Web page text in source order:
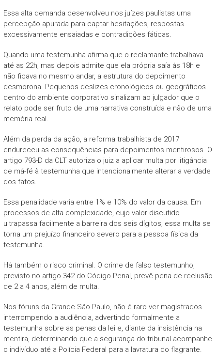
Essa alta demanda desenvolveu nos juízes paulistas uma
percepção apurada para captar hesitações, respostas
excessivamente ensaiadas e contradições fáticas.
Quando uma testemunha afirma que o reclamante trabalhava
até as 22h, mas depois admite que ela própria saía às 18h e
não ficava no mesmo andar, a estrutura do depoimento
desmorona. Pequenos deslizes cronológicos ou geográficos
dentro do ambiente corporativo sinalizam ao julgador que o
relato pode ser fruto de uma narrativa construída e não de uma
memória real.
Além da perda da ação, a reforma trabalhista de 2017
endureceu as consequências para depoimentos mentirosos. O
artigo 793-D da CLT autoriza o juiz a aplicar multa por litigância
de má-fé à testemunha que intencionalmente alterar a verdade
dos fatos.
Essa penalidade varia entre 1% e 10% do valor da causa. Em
processos de alta complexidade, cujo valor discutido
ultrapassa facilmente a barreira dos seis dígitos, essa multa se
torna um prejuízo financeiro severo para a pessoa física da
testemunha.
Há também o risco criminal. O crime de falso testemunho,
previsto no artigo 342 do Código Penal, prevê pena de reclusão
de 2 a 4 anos, além de multa.
Nos fóruns da Grande São Paulo, não é raro ver magistrados
interrompendo a audiência, advertindo formalmente a
testemunha sobre as penas da lei e, diante da insistência na
mentira, determinando que a segurança do tribunal acompanhe
o indivíduo até a Polícia Federal para a lavratura do flagrante.